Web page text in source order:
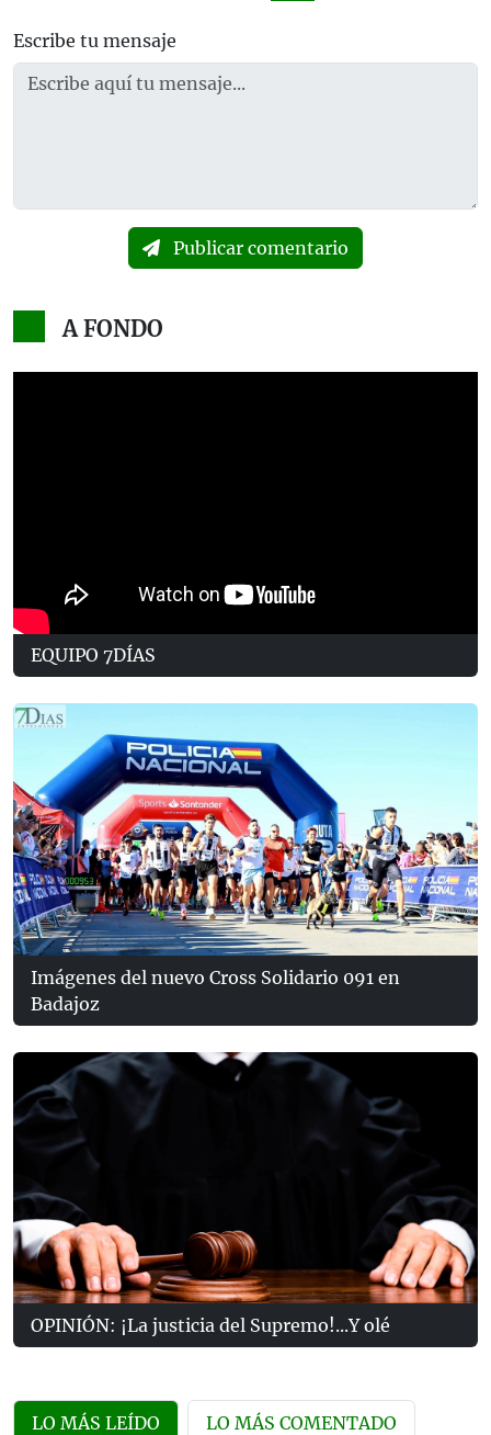
Escribe tu mensaje
Publicar comentario
A FONDO
EQUIPO 7DÍAS
Imágenes del nuevo Cross Solidario 091 en
Badajoz
OPINIÓN: ¡La justicia del Supremo!...Y olé
LO MÁS LEÍDO LO MÁS COMENTADO